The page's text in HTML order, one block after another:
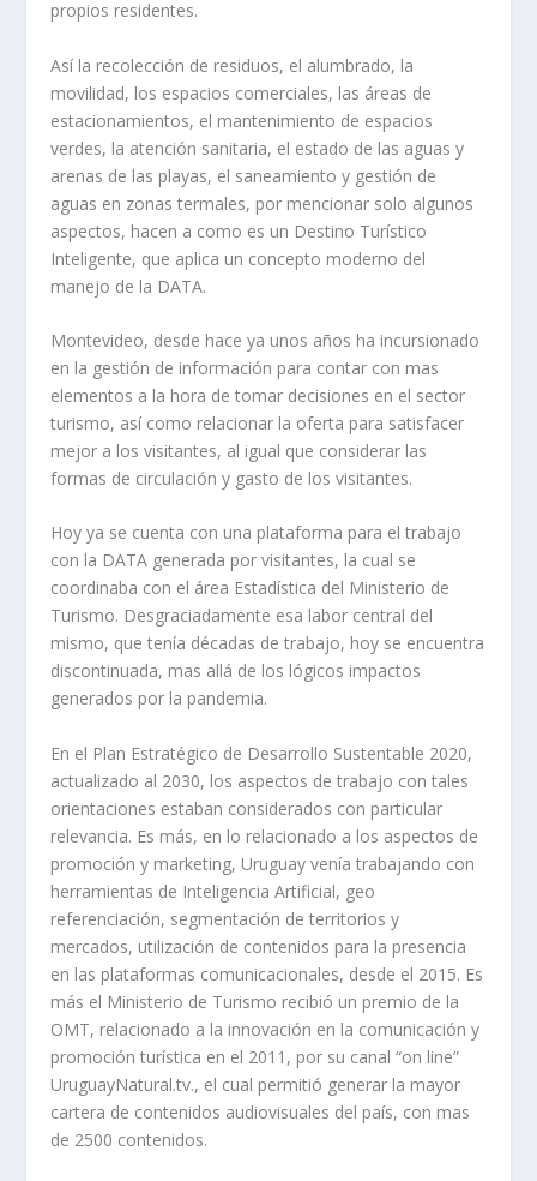
propios residentes.
Así la recolección de residuos, el alumbrado, la
movilidad, los espacios comerciales, las áreas de
estacionamientos, el mantenimiento de espacios
verdes, la atención sanitaria, el estado de las aguas y
arenas de las playas, el saneamiento y gestión de
aguas en zonas termales, por mencionar solo algunos
aspectos, hacen a como es un Destino Turístico
Inteligente, que aplica un concepto moderno del
manejo de la DATA.
Montevideo, desde hace ya unos años ha incursionado
en la gestión de información para contar con mas
elementos a la hora de tomar decisiones en el sector
turismo, así como relacionar la oferta para satisfacer
mejor a los visitantes, al igual que considerar las
formas de circulación y gasto de los visitantes.
Hoy ya se cuenta con una plataforma para el trabajo
con la DATA generada por visitantes, la cual se
coordinaba con el área Estadística del Ministerio de
Turismo. Desgraciadamente esa labor central del
mismo, que tenía décadas de trabajo, hoy se encuentra
discontinuada, mas allá de los lógicos impactos
generados por la pandemia.
En el Plan Estratégico de Desarrollo Sustentable 2020,
actualizado al 2030, los aspectos de trabajo con tales
orientaciones estaban considerados con particular
relevancia. Es más, en lo relacionado a los aspectos de
promoción y marketing, Uruguay venía trabajando con
herramientas de Inteligencia Artificial, geo
referenciación, segmentación de territorios y
mercados, utilización de contenidos para la presencia
en las plataformas comunicacionales, desde el 2015. Es
más el Ministerio de Turismo recibió un premio de la
OMT, relacionado a la innovación en la comunicación y
promoción turística en el 2011, por su canal “on line”
UruguayNatural.tv., el cual permitió generar la mayor
cartera de contenidos audiovisuales del país, con mas
de 2500 contenidos.